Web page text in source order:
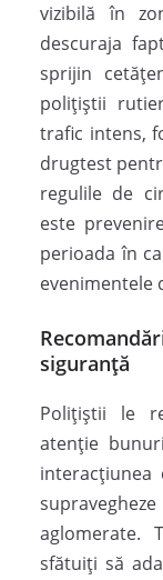
vizibilă în
descuraja
sprijin
polițiștii
trafic intens,
drugtest
regulile de
este
perioada în
evenimentele
siguranță
Polițiștii le
atenție
aglomerate.
sfătuiți să